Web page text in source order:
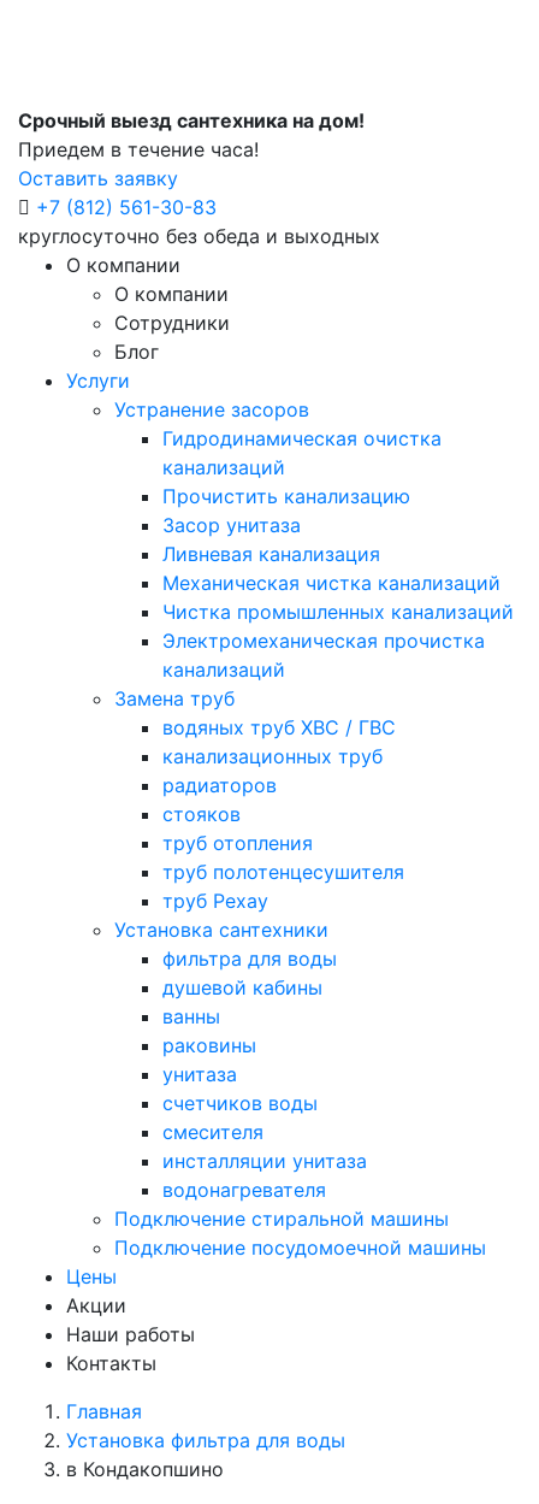
Срочный выезд сантехника на дом!
Приедем в течение часа!
Оставить заявку
+7 (812) 561-30-83
круглосуточно без обеда и выходных
О компании
О компании
Сотрудники
Блог
Услуги
Устранение засоров
Гидродинамическая очистка
канализаций
Прочистить канализацию
Засор унитаза
Ливневая канализация
Механическая чистка канализаций
Чистка промышленных канализаций
Электромеханическая прочистка
канализаций
Замена труб
водяных труб ХВС / ГВС
канализационных труб
радиаторов
стояков
труб отопления
труб полотенцесушителя
труб Рехау
Установка сантехники
фильтра для воды
душевой кабины
ванны
раковины
унитаза
счетчиков воды
смесителя
инсталляции унитаза
водонагревателя
Подключение стиральной машины
Подключение посудомоечной машины
Цены
Акции
Наши работы
Контакты
Главная
Установка фильтра для воды
в Кондакопшино